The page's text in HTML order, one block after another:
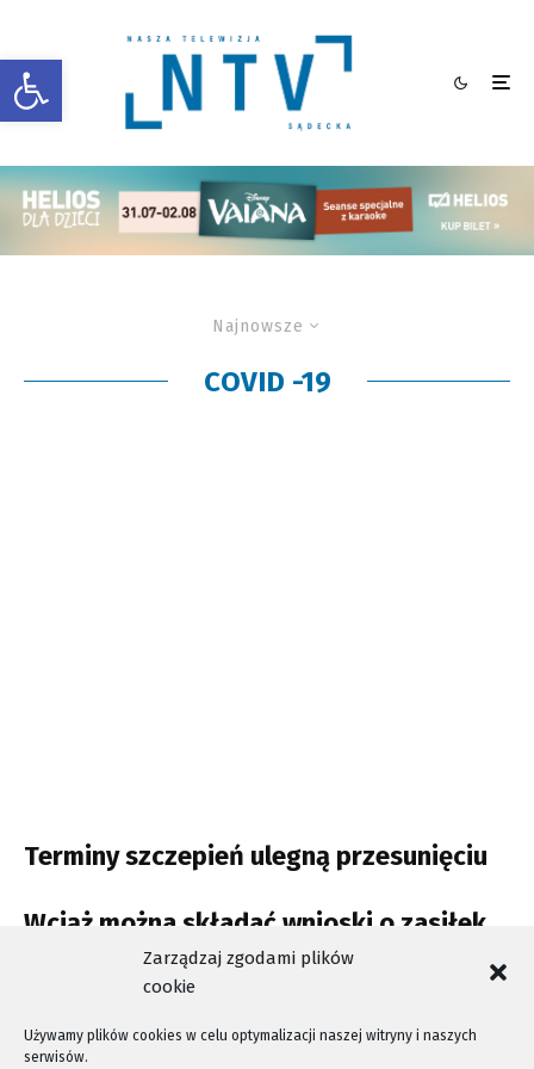
Otwórz pasek narzędzi
Zarządzaj zgodami plików
cookie
Używamy plików cookies w celu optymalizacji naszej witryny i naszych
serwisów.
Najnowsze
COVID -19
Terminy szczepień ulegną przesunięciu
Wciąż można składać wnioski o zasiłek
opiekuńczy